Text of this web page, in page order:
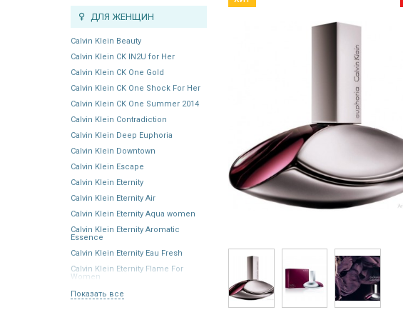
ДЛЯ ЖЕНЩИН
Calvin Klein Beauty
Calvin Klein CK IN2U for Her
Calvin Klein CK One Gold
Calvin Klein CK One Shock For Her
Calvin Klein CK One Summer 2014
Calvin Klein Contradiction
Calvin Klein Deep Euphoria
Calvin Klein Downtown
Calvin Klein Escape
Calvin Klein Eternity
Calvin Klein Eternity Air
Calvin Klein Eternity Aqua women
Calvin Klein Eternity Aromatic
Essence
Calvin Klein Eternity Eau Fresh
Calvin Klein Eternity Flame For
Women
Показать все